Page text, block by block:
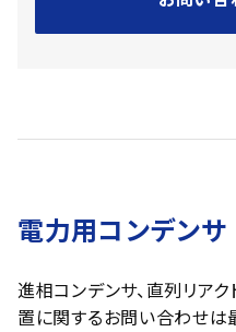
電力用コンデンサ
進相コンデンサ、直列リア
置に関するお問い合わせは